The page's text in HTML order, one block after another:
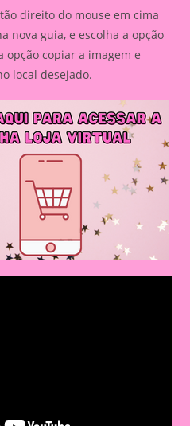
direito do mouse em cima
nova guia, e escolha a opção
opção copiar a imagem e
local desejado.